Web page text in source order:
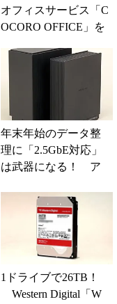
オフィスサービス「C
OCORO OFFICE」を
活用して業...
年末年始のデータ整
理に「2.5GbE対応」
は武器になる！ ア
新型家庭用NAS「L
1ドライブで26TB！
Western Digital「W